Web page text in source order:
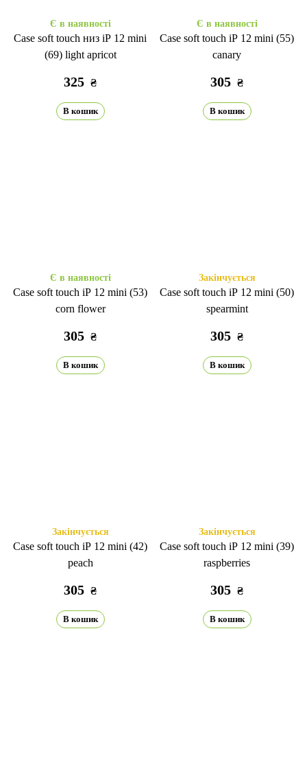
Є в наявності
Case soft touch низ iP 12 mini
(69) light apricot
325 ₴
В кошик
Є в наявності
Case soft touch iP 12 mini (55)
canary
305 ₴
В кошик
Є в наявності
Case soft touch iP 12 mini (53)
corn flower
305 ₴
В кошик
Закінчується
Case soft touch iP 12 mini (50)
spearmint
305 ₴
В кошик
Закінчується
Case soft touch iP 12 mini (42)
peach
305 ₴
В кошик
Закінчується
Case soft touch iP 12 mini (39)
raspberries
305 ₴
В кошик